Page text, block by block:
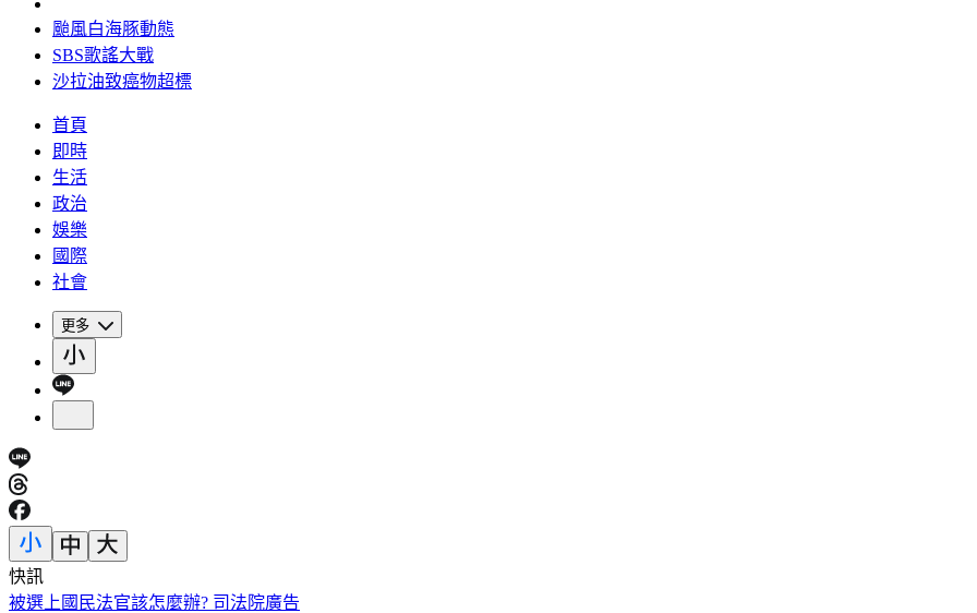
颱風白海豚動態
SBS歌謠大戰
沙拉油致癌物超標
首頁
即時
生活
政治
娛樂
國際
社會
更多
快訊
被選上國民法官該怎麼辦? 司法院廣告